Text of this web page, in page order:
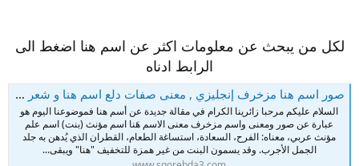
لكل من يبحث عن معلومات اكثر عن اسم هنا اضغط الى
الرابط ادناه
صور اسم هنا مزخرف إنجليزي , معنى صفات دلع اسم هنا و شعر و غلاف و رمزيات , photo meaning name 2022
السلام عليكم مرحبا زائرينا الكرام في مقالة جديدة عن أسم هنا فموضوعنا اليوم هو
عبارة عن صور ومعنى واسم مزخرف معنى الاسم هَنا اسم مؤنث (بنت) اسم علم
مؤنث عربي، معناه: الفرح، السعادة، استساغة الطعام، القطران الذي يُدهن به جلد
الجمل الأجرب. وقد يسمون البنت من غير همزة للتخفيف "هنا" ويبقى...